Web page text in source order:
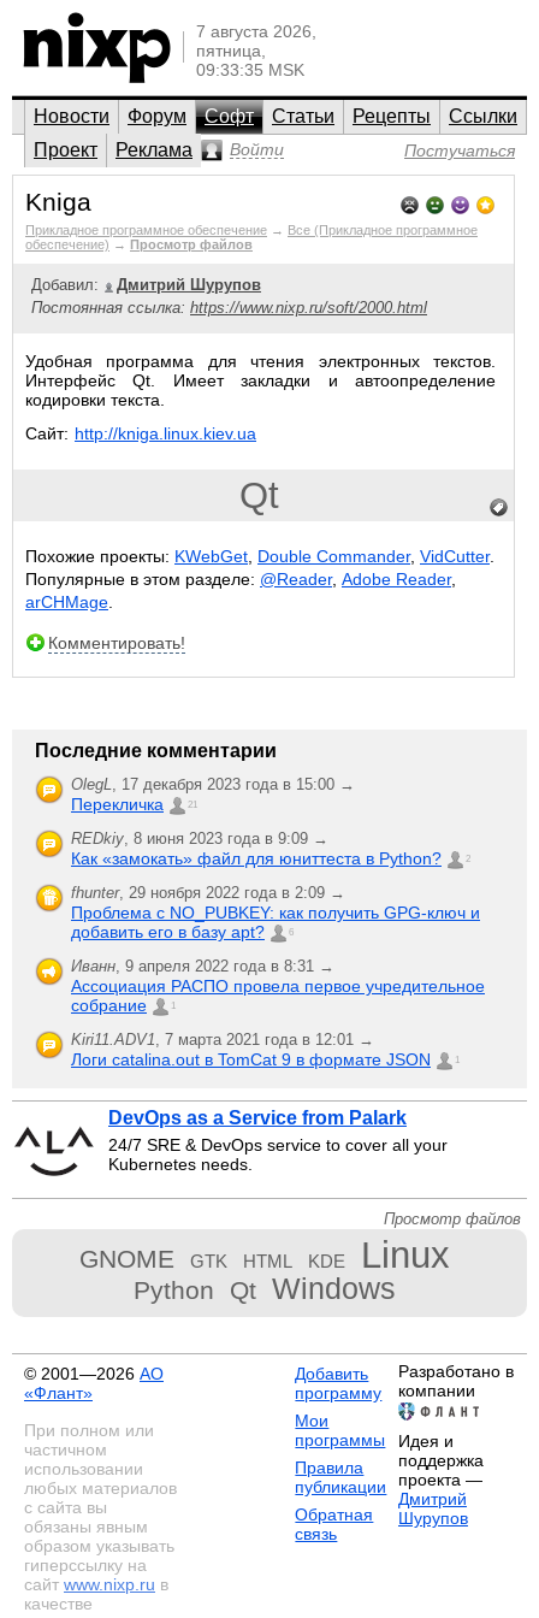
7 августа 2026,
пятница,
09:33:35 MSK
Новости Форум Софт Статьи Рецепты
Ссылки
Проект
Реклама Войти Постучаться
Kniga
Прикладное программное обеспечение → Все (Прикладное программное
обеспечение) → Просмотр файлов
Добавил:
Дмитрий Шурупов
Постоянная ссылка: https://www.nixp.ru/soft/2000.html
Удобная программа для чтения электронных текстов.
Интерфейс Qt. Имеет закладки и автоопределение
кодировки текста.
Сайт: http://kniga.linux.kiev.ua
Qt
Похожие проекты: KWebGet Double Commander, VidCutter.
Популярные в этом разделе: @Reader, Adobe Reader,
arCHMage
Комментировать!
Последние комментарии
OlegL, 17 декабря 2023 года в 15:00 →
Перекличка 21
REDkiy, 8 июня 2023 года в 9:09 →
Как «замокать» файл для юниттеста в Python? 2
fhunter, 29 ноября 2022 года в 2:09 →
Проблема с NO_PUBKEY: как получить GPG-ключ и
добавить его в базу apt?
6
Иванн, 9 апреля 2022 года в 8:31 →
Ассоциация РАСПО провела первое учредительное
собрание
1
Kiri11.ADV1, 7 марта 2021 года в 12:01 →
Логи catalina.out в TomCat 9 в формате JSON 1
DevOps as a Service from Palark
24/7 SRE & DevOps service to cover all your
Kubernetes needs.
Просмотр файлов
GNOME GTK HTML KDE Linux
Python Qt Windows
© 2001—2026 АО
«Флант»
При полном или
частичном
использовании
любых материалов
с сайта вы
обязаны явным
образом указывать
гиперссылку на
сайт www.nixp.ru в
качестве
Добавить
программу
Мои
программы
Правила
публикации
Обратная
связь
Разработано в
компании
Идея и
поддержка
проекта —
Дмитрий
Шурупов